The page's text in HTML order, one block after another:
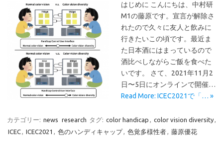
はじめに こんにちは、中村研
M1の藤原です。宣言が解除さ
れたので久々に友人と飲みに
行きたいこの頃です。最近ま
た日本酒にはまっているので
酒比べしながらご飯を食べた
いです。 さて、2021年11月2
日〜5日にオンラインで開催…
Read More: ICEC2021で「… »
カテゴリー: news research タグ: color handicap , color vision diversity,
ICEC, ICEC2021 , 色のハンディキャップ, 色覚多様性者, 藤原優花